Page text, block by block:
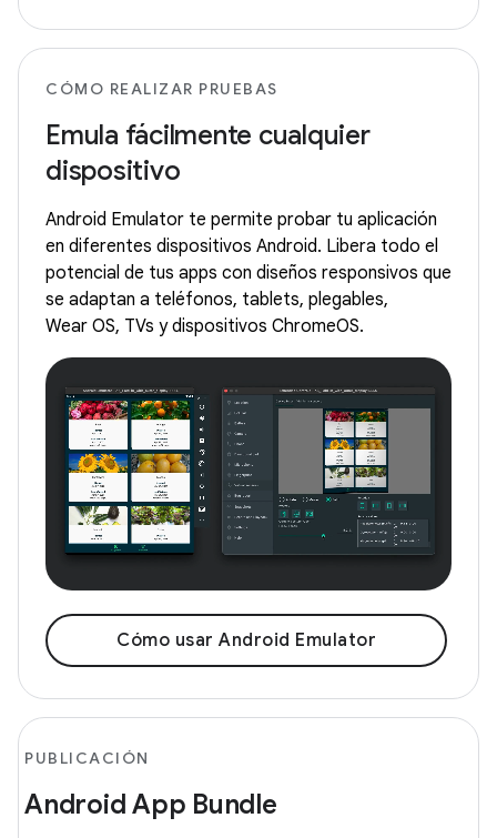
CÓMO REALIZAR PRUEBAS
Emula fácilmente cualquier
dispositivo
Android Emulator te permite probar tu aplicación
en diferentes dispositivos Android. Libera todo el
potencial de tus apps con diseños responsivos que
se adaptan a teléfonos, tablets, plegables,
Wear OS, TVs y dispositivos ChromeOS.
Cómo usar Android Emulator
PUBLICACIÓN
Android App Bundle